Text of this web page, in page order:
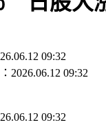
日股大
09:32